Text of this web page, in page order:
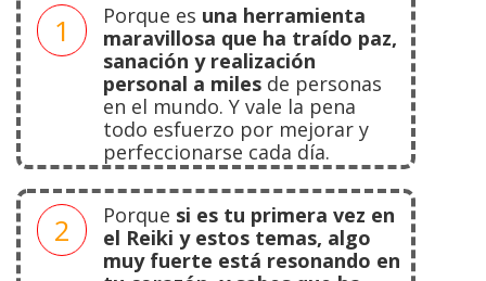
1 Porque es una herramienta
maravillosa que ha traído paz,
sanación y realización
personal a miles de personas
en el mundo. Y vale la pena
todo esfuerzo por mejorar y
perfeccionarse cada día.
2 Porque si es tu primera vez en
el Reiki y estos temas, algo
muy fuerte está resonando en